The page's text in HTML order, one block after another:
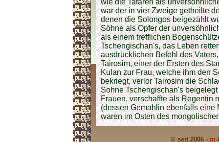
wie die Tataren als
war der in vier Zweige getheilte
denen die Solongos beigezählt
Söhne als Opfer der
als einem trefflichen
Tschengischan's, das Leben
ausdrücklichen Befehl des
Tairosim, einer der Ersten des
Kulan zur Frau, welche ihm den
bekriegt, verlor Tairosim die
Sohne Tschengischan's
Frauen, verschaffte als Regentin
(dessen Gemahlin ebenfalls eine
waren im Osten des
© seit 2006 -